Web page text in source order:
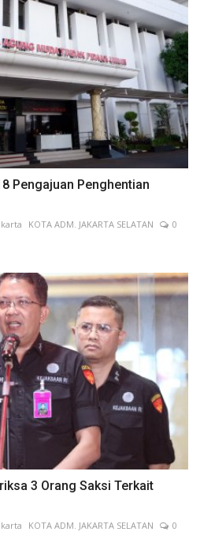
Pengajuan Penghentian
KOTA ADM. JAKARTA SELATAN
0
3 Orang Saksi Terkait
KOTA ADM. JAKARTA SELATAN
0